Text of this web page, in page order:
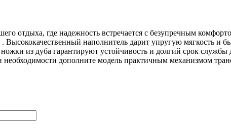
отдыха, где надежность встречается с безупречным
Высококачественный наполнитель дарит упругую мягкость и
из дуба гарантируют устойчивость и долгий срок
необходимости дополните модель практичным механизмом